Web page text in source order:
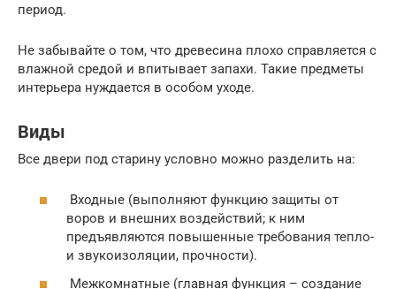
период.
Не забывайте о том, что древесина плохо справляется с
влажной средой и впитывает запахи. Такие предметы
интерьера нуждается в особом уходе.
Виды
Все двери под старину условно можно разделить на:
Входные (выполняют функцию защиты от
воров и внешних воздействий; к ним
предъявляются повышенные требования тепло-
и звукоизоляции, прочности).
Межкомнатные (главная функция – создание